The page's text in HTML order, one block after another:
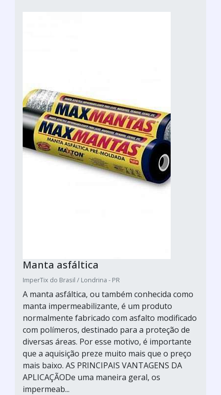
Manta asfáltica
ImperTix do Brasil / Londrina - PR
A manta asfáltica, ou também conhecida como
manta impermeabilizante, é um produto
normalmente fabricado com asfalto modificado
com polímeros, destinado para a proteção de
diversas áreas. Por esse motivo, é importante
que a aquisição preze muito mais que o preço
mais baixo. AS PRINCIPAIS VANTAGENS DA
APLICAÇÃODe uma maneira geral, os
impermeab...